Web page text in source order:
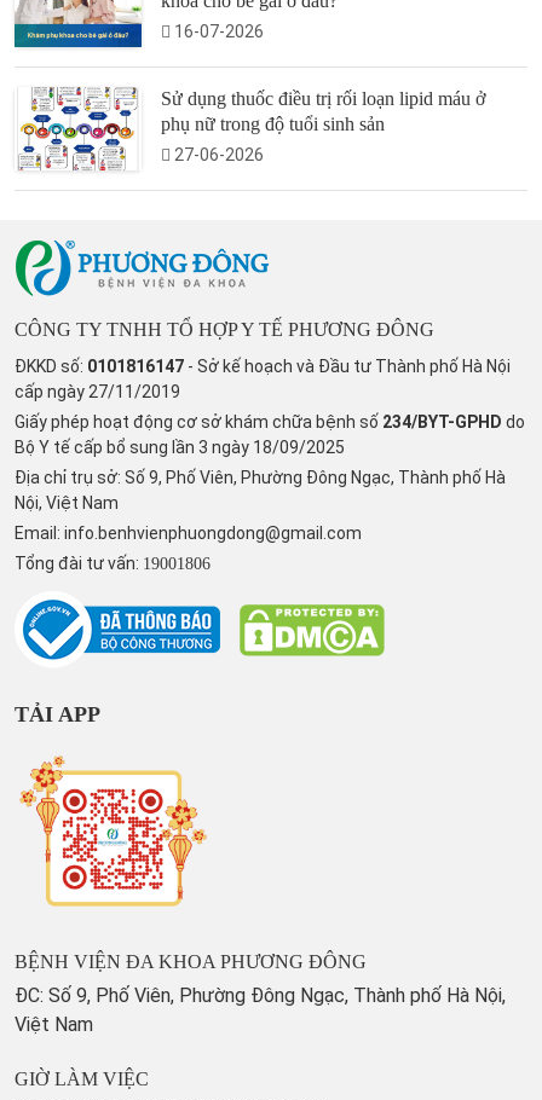
16-07-2026
Sử dụng thuốc điều trị rối loạn lipid máu ở
phụ nữ trong độ tuổi sinh sản
27-06-2026
CÔNG TY TNHH TỔ HỢP Y TẾ PHƯƠNG ĐÔNG
ĐKKD số: 0101816147 - Sở kế hoạch và Đầu tư Thành phố Hà Nội
cấp ngày 27/11/2019
Giấy phép hoạt động cơ sở khám chữa bệnh số 234/BYT-GPHD do
Bộ Y tế cấp bổ sung lần 3 ngày 18/09/2025
Địa chỉ trụ sở: Số 9, Phố Viên, Phường Đông Ngạc, Thành phố Hà
Nội, Việt Nam
Email: info.benhvienphuongdong@gmail.com
Tổng đài tư vấn: 19001806
TẢI APP
BỆNH VIỆN ĐA KHOA PHƯƠNG ĐÔNG
ĐC: Số 9, Phố Viên, Phường Đông Ngạc, Thành phố Hà Nội,
Việt Nam
GIỜ LÀM VIỆC